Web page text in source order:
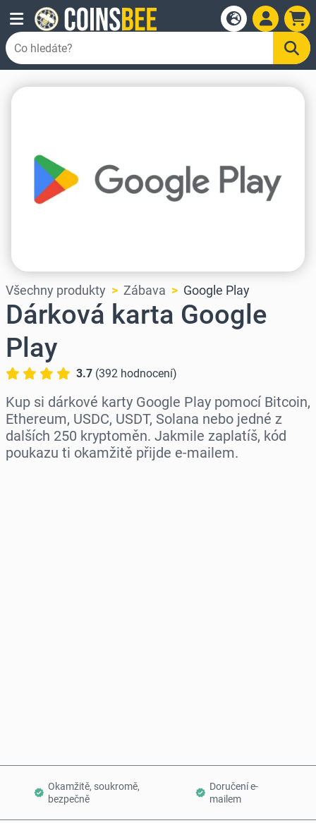
Všechny produkty Zábava Google Play
Dárková karta Google
Play
3.7 (392 hodnocení)
Kup si dárkové karty Google Play pomocí Bitcoin,
Ethereum, USDC, USDT, Solana nebo jedné z
dalších 250 kryptoměn. Jakmile zaplatíš, kód
poukazu ti okamžitě přijde e-mailem.
Okamžitě, soukromě,
bezpečně
Doručení e-
mailem